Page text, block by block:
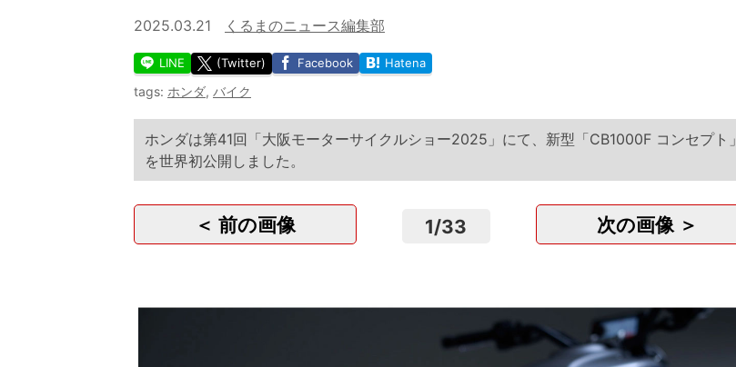
2025.03.21 くるまのニュース編集部
LINE (Twitter) Facebook Hatena
tags: ホンダ, バイク
ホンダは第41回「大阪モーターサイクルショー2025」にて、新型「CB1000F コンセプト」
を世界初公開しました。
＜ 前の画像 1/33 次の画像 ＞